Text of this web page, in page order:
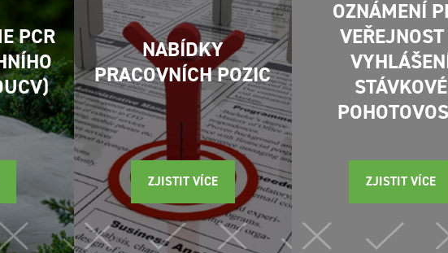
PCR
NABÍDKY
PRACOVNÍCH POZIC
ZJISTIT VÍCE
OZNÁMENÍ
VEŘEJNOST
STÁVKOVÉ
ZJISTIT VÍCE